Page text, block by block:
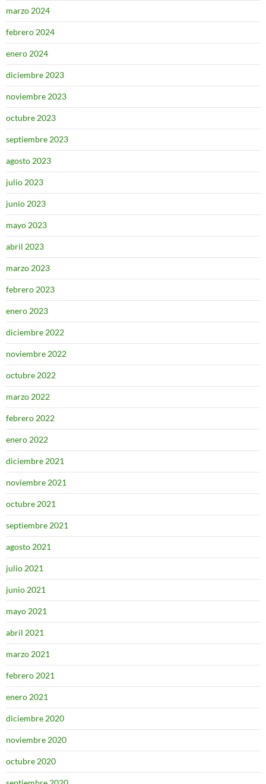
marzo 2024
febrero 2024
enero 2024
diciembre 2023
noviembre 2023
octubre 2023
septiembre 2023
agosto 2023
julio 2023
junio 2023
mayo 2023
abril 2023
marzo 2023
febrero 2023
enero 2023
diciembre 2022
noviembre 2022
octubre 2022
marzo 2022
febrero 2022
enero 2022
diciembre 2021
noviembre 2021
octubre 2021
septiembre 2021
agosto 2021
julio 2021
junio 2021
mayo 2021
abril 2021
marzo 2021
febrero 2021
enero 2021
diciembre 2020
noviembre 2020
octubre 2020